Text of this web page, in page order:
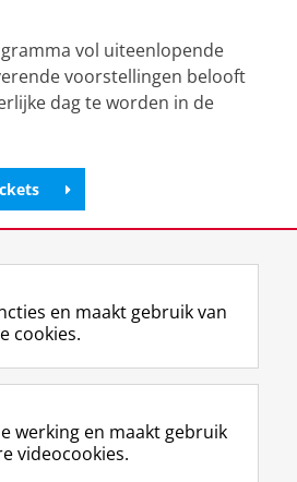
vol uiteenlopende
voorstellingen belooft
dag te worden in de
LinkedIn
op
F
a
e
b
T
w
t
t
I
n
t
Y
o
T
en maakt gebruik van
cookies.
werking en maakt gebruik
videocookies.